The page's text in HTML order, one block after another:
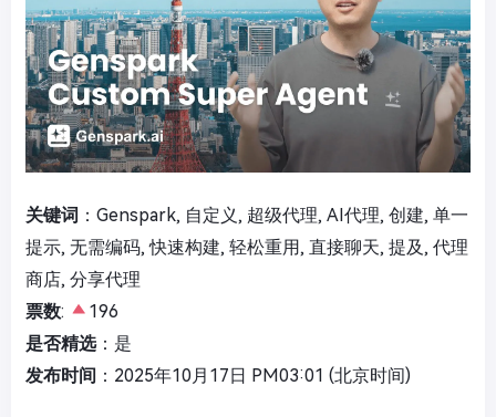
关键词 ：Genspark, 自定义, 超级代理, AI代理, 创建, 单一
提示, 无需编码, 快速构建, 轻松重用, 直接聊天, 提及, 代理
商店, 分享代理
票数:
196
是否精选：是
发布时间 ：2025年10月17日 PM03:01 (北京时间)